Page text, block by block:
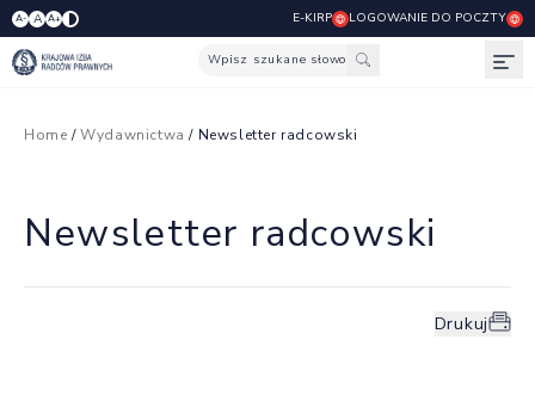
A- A A+ E-KIRP LOGOWANIE DO POCZTY
Wpisz szukane słowo
Home /Wydawnictwa / Newsletter radcowski
Newsletter radcowski
Drukuj